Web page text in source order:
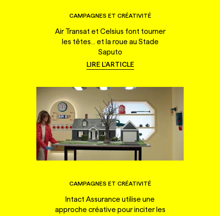
CAMPAGNES ET CRÉATIVITÉ
Air Transat et Celsius font tourner
les têtes... et la roue au Stade
Saputo
LIRE L'ARTICLE
CAMPAGNES ET CRÉATIVITÉ
Intact Assurance utilise une
approche créative pour inciter les